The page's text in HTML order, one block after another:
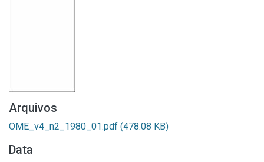
Arquivos
OME_v4_n2_1980_01.pdf (478.08 KB)
Data